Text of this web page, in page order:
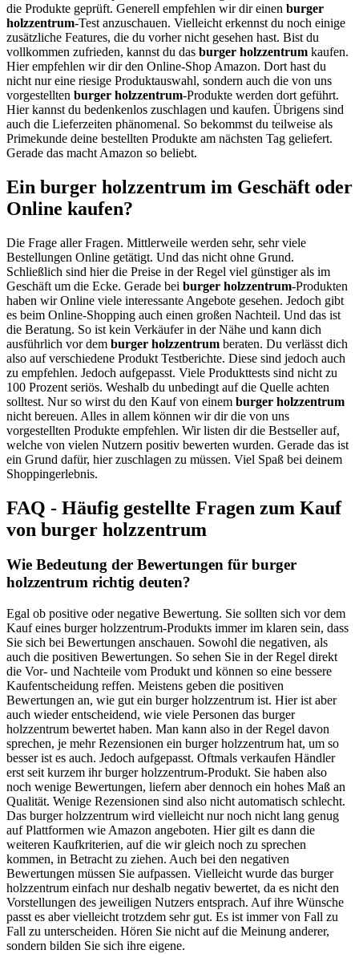
die Produkte geprüft. Generell empfehlen wir dir einen burger
holzzentrum-Test anzuschauen. Vielleicht erkennst du noch einige
zusätzliche Features, die du vorher nicht gesehen hast. Bist du
vollkommen zufrieden, kannst du das burger holzzentrum kaufen.
Hier empfehlen wir dir den Online-Shop Amazon. Dort hast du
nicht nur eine riesige Produktauswahl, sondern auch die von uns
vorgestellten burger holzzentrum-Produkte werden dort geführt.
Hier kannst du bedenkenlos zuschlagen und kaufen. Übrigens sind
auch die Lieferzeiten phänomenal. So bekommst du teilweise als
Primekunde deine bestellten Produkte am nächsten Tag geliefert.
Gerade das macht Amazon so beliebt.
Ein burger holzzentrum im Geschäft oder
Online kaufen?
Die Frage aller Fragen. Mittlerweile werden sehr, sehr viele
Bestellungen Online getätigt. Und das nicht ohne Grund.
Schließlich sind hier die Preise in der Regel viel günstiger als im
Geschäft um die Ecke. Gerade bei burger holzzentrum-Produkten
haben wir Online viele interessante Angebote gesehen. Jedoch gibt
es beim Online-Shopping auch einen großen Nachteil. Und das ist
die Beratung. So ist kein Verkäufer in der Nähe und kann dich
ausführlich vor dem burger holzzentrum beraten. Du verlässt dich
also auf verschiedene Produkt Testberichte. Diese sind jedoch auch
zu empfehlen. Jedoch aufgepasst. Viele Produkttests sind nicht zu
100 Prozent seriös. Weshalb du unbedingt auf die Quelle achten
solltest. Nur so wirst du den Kauf von einem burger holzzentrum
nicht bereuen. Alles in allem können wir dir die von uns
vorgestellten Produkte empfehlen. Wir listen dir die Bestseller auf,
welche von vielen Nutzern positiv bewerten wurden. Gerade das ist
ein Grund dafür, hier zuschlagen zu müssen. Viel Spaß bei deinem
Shoppingerlebnis.
FAQ - Häufig gestellte Fragen zum Kauf
von burger holzzentrum
Wie Bedeutung der Bewertungen für burger
holzzentrum richtig deuten?
Egal ob positive oder negative Bewertung. Sie sollten sich vor dem
Kauf eines burger holzzentrum-Produkts immer im klaren sein, dass
Sie sich bei Bewertungen anschauen. Sowohl die negativen, als
auch die positiven Bewertungen. So sehen Sie in der Regel direkt
die Vor- und Nachteile vom Produkt und können so eine bessere
Kaufentscheidung reffen. Meistens geben die positiven
Bewertungen an, wie gut ein burger holzzentrum ist. Hier ist aber
auch wieder entscheidend, wie viele Personen das burger
holzzentrum bewertet haben. Man kann also in der Regel davon
sprechen, je mehr Rezensionen ein burger holzzentrum hat, um so
besser ist es auch. Jedoch aufgepasst. Oftmals verkaufen Händler
erst seit kurzem ihr burger holzzentrum-Produkt. Sie haben also
noch wenige Bewertungen, liefern aber dennoch ein hohes Maß an
Qualität. Wenige Rezensionen sind also nicht automatisch schlecht.
Das burger holzzentrum wird vielleicht nur noch nicht lang genug
auf Plattformen wie Amazon angeboten. Hier gilt es dann die
weiteren Kaufkriterien, auf die wir gleich noch zu sprechen
kommen, in Betracht zu ziehen. Auch bei den negativen
Bewertungen müssen Sie aufpassen. Vielleicht wurde das burger
holzzentrum einfach nur deshalb negativ bewertet, da es nicht den
Vorstellungen des jeweiligen Nutzers entsprach. Auf ihre Wünsche
passt es aber vielleicht trotzdem sehr gut. Es ist immer von Fall zu
Fall zu unterscheiden. Hören Sie nicht auf die Meinung anderer,
sondern bilden Sie sich ihre eigene.